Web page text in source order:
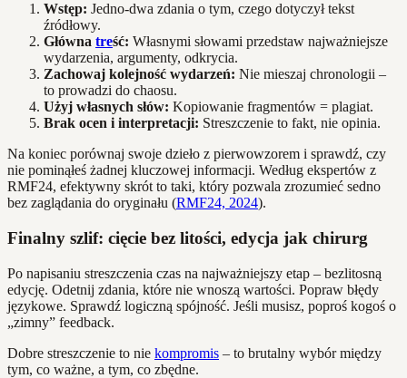
Wstęp: Jedno-dwa zdania o tym, czego dotyczył tekst
źródłowy.
Główna treść: Własnymi słowami przedstaw najważniejsze
wydarzenia, argumenty, odkrycia.
Zachowaj kolejność wydarzeń: Nie mieszaj chronologii –
to prowadzi do chaosu.
Użyj własnych słów: Kopiowanie fragmentów = plagiat.
Brak ocen i interpretacji: Streszczenie to fakt, nie opinia.
Na koniec porównaj swoje dzieło z pierwowzorem i sprawdź, czy
nie pominąłeś żadnej kluczowej informacji. Według ekspertów z
RMF24, efektywny skrót to taki, który pozwala zrozumieć sedno
bez zaglądania do oryginału (RMF24, 2024).
Finalny szlif: cięcie bez litości, edycja jak chirurg
Po napisaniu streszczenia czas na najważniejszy etap – bezlitosną
edycję. Odetnij zdania, które nie wnoszą wartości. Popraw błędy
językowe. Sprawdź logiczną spójność. Jeśli musisz, poproś kogoś o
„zimny” feedback.
Dobre streszczenie to nie kompromis – to brutalny wybór między
tym, co ważne, a tym, co zbędne.